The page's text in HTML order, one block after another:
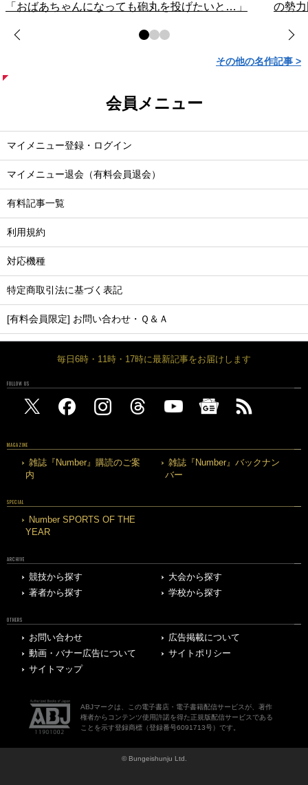
「おばあちゃんになっても砲丸を投げたいと…」
の勢
その他の名作記事 >
会員メニュー
マイメニュー登録・ログイン
マイメニュー退会（有料会員退会）
有料記事一覧
利用規約
対応機種
特定商取引法に基づく表記
[有料会員限定] お問い合わせ・Ｑ＆Ａ
毎日6時・11時・17時に最新記事をお届けします
FOLLOW US
MAGAZINE
雑誌『Number』購読のご案
内
雑誌『Number』バックナン
バー
SPECIAL
Number SPORTS OF THE
YEAR
ARCHIVE
競技から探す
大会から探す
著者から探す
学校から探す
OTHERS
お問い合わせ
広告掲載について
動画・バナー広告について
サイトポリシー
サイトマップ
ABJマークは、この電子書店・電子書籍配信サービスが、著作
権者からコンテンツ使用許諾を得た正規版配信サービスである
ことを示す登録商標（登録番号6091713号）です。
© Bungeishunju Ltd.